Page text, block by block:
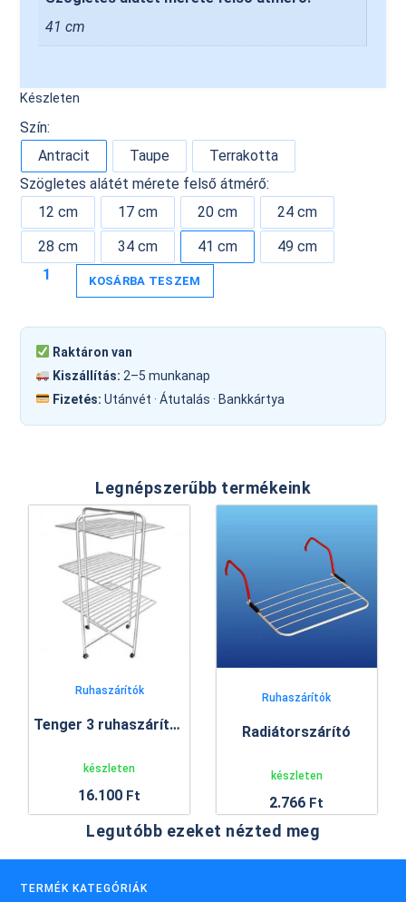
41 cm
Készleten
Szín:
Antracit
Taupe
Terrakotta
Szögletes alátét mérete felső átmérő:
12 cm
17 cm 20 cm
24 cm
28 cm
34 cm 41 cm 49 cm
KOSÁRBA TESZEM
Raktáron van
Kiszállítás: 2–5 munkanap
Fizetés: Utánvét · Átutalás · Bankkártya
Legnépszerűbb termékeink
Ruhaszárítók
Tenger 3 ruhaszárító állvány
készleten
16.100 Ft
Ruhaszárítók
Radiátorszárító
készleten
2.766 Ft
Legutóbb ezeket nézted meg
TERMÉK KATEGÓRIÁK